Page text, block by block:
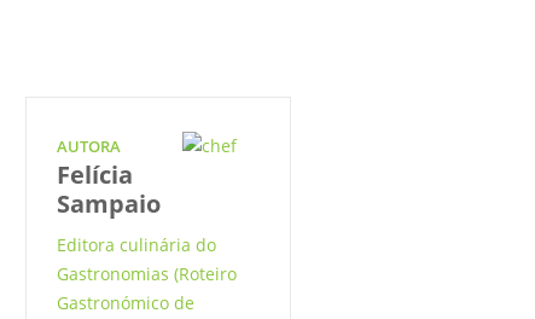
AUTORA
Felícia
Sampaio
Editora culinária do
Gastronomias (Roteiro
Gastronómico de